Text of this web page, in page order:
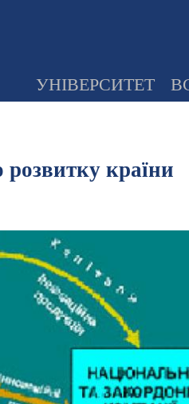
УНІВЕРСИТЕТ
розвитку країни